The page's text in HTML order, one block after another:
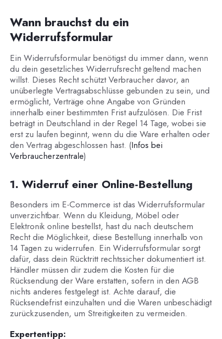
Wann brauchst du ein
Widerrufsformular
Ein Widerrufsformular benötigst du immer dann, wenn
du dein gesetzliches Widerrufsrecht geltend machen
willst. Dieses Recht schützt Verbraucher davor, an
unüberlegte Vertragsabschlüsse gebunden zu sein, und
ermöglicht, Verträge ohne Angabe von Gründen
innerhalb einer bestimmten Frist aufzulösen. Die Frist
beträgt in Deutschland in der Regel 14 Tage, wobei sie
erst zu laufen beginnt, wenn du die Ware erhalten oder
den Vertrag abgeschlossen hast. (Infos bei
Verbraucherzentrale)
1. Widerruf einer Online-Bestellung
Besonders im E-Commerce ist das Widerrufsformular
unverzichtbar. Wenn du Kleidung, Möbel oder
Elektronik online bestellst, hast du nach deutschem
Recht die Möglichkeit, diese Bestellung innerhalb von
14 Tagen zu widerrufen. Ein Widerrufsformular sorgt
dafür, dass dein Rücktritt rechtssicher dokumentiert ist.
Händler müssen dir zudem die Kosten für die
Rücksendung der Ware erstatten, sofern in den AGB
nichts anderes festgelegt ist. Achte darauf, die
Rücksendefrist einzuhalten und die Waren unbeschädigt
zurückzusenden, um Streitigkeiten zu vermeiden.
Expertentipp: